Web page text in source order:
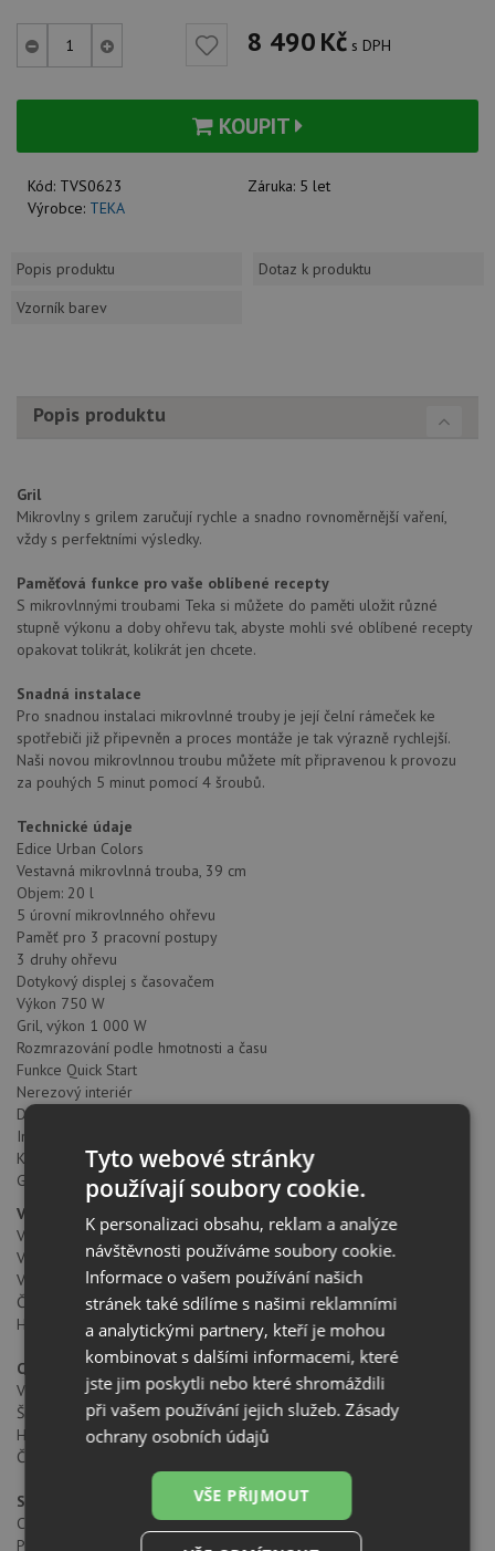
8 490Kč s DPH
KOUPIT
Kód: TVS0623 Záruka: 5 let
Výrobce: TEKA
Popis produktu
Dotaz k produktu
Vzorník barev
Popis produktu
Gril
Mikrovlny s grilem zaručují rychle a snadno rovnoměrnější vaření,
vždy s perfektními výsledky.
Paměťová funkce pro vaše oblíbené recepty
S mikrovlnnými troubami Teka si můžete do paměti uložit různé
stupně výkonu a doby ohřevu tak, abyste mohli své oblíbené recepty
opakovat tolikrát, kolikrát jen chcete.
Snadná instalace
Pro snadnou instalaci mikrovlnné trouby je její čelní rámeček ke
spotřebiči již připevněn a proces montáže je tak výrazně rychlejší.
Naši novou mikrovlnnou troubu můžete mít připravenou k provozu
za pouhých 5 minut pomocí 4 šroubů.
Technické údaje
Edice Urban Colors
Vestavná mikrovlnná trouba, 39 cm
Objem: 20 l
5 úrovní mikrovlnného ohřevu
Paměť pro 3 pracovní postupy
3 druhy ohřevu
Dotykový displej s časovačem
Výkon 750 W
Gril, výkon 1 000 W
Rozmrazování podle hmotnosti a času
Funkce Quick Start
Nerezový interiér
Dvířka se dvěma skly, otevírání vlevo
Integrovaný otočný skleněný talíř Ø 24 cm
Kombinace dotyk. a mechan. ovládání
Grilovací mřížka
Vnitřní rozměry
Vnitřní výška (mm): 210
Vnitřní šířka (mm): 305
Vnitřní hloubka (mm): 280
Čistý objem (litry): 18
Hrubý objem (litry): 20
Celkové rozměry
Výška produktu (mm): 390
Šířka produktu (mm): 595
Hloubka produktu (mm): 325
Čistá hmotnost (kg): 17,5
Specifické vlastnosti
Certifikáty: CE/CB
Počet pečících funkcí: 3
Tyto webové stránky
používají soubory cookie.
K personalizaci obsahu, reklam a analýze
návštěvnosti používáme soubory cookie.
Informace o vašem používání našich
stránek také sdílíme s našimi reklamními
a analytickými partnery, kteří je mohou
kombinovat s dalšími informacemi, které
jste jim poskytli nebo které shromáždili
při vašem používání jejich služeb.Zásady
ochrany osobních údajů
VŠE PŘIJMOUT